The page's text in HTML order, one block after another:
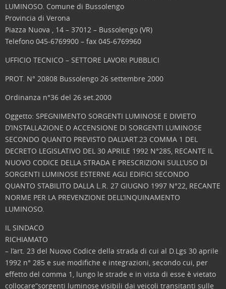
LUMINOSO. Comune di Bussolengo
Provincia di Verona
Piazza Nuova , 14 – 37012 – Bussolengo (VR)
Telefono 045-6769900 – fax 045-6769960
UFFICIO TECNICO – SETTORE LAVORI PUBBLICI
PROT. N° 20808 Bussolengo 26 settembre 2000
Ordinanza n°36 del 26 set.2000
Oggetto: SPEGNIMENTO SORGENTI LUMINOSE E DIVIETO
D’INSTALLAZIONE O ACCENSIONE DI SORGENTI LUMINOSE
SECONDO QUANTO PREVISTO DALL’ART.23 COMMA 1 DEL
DECRETO LEGISLATIVO DEL 30 APRILE 1992 N°285, RECANTE IL
NUOVO CODICE DELLA STRADA E PRESCRIZIONI SULL’USO DI
SORGENTI LUMINOSE ESTERNE AGLI EDIFICI SECONDO
QUANTO STABILITO DALLA L.R. 27 GIUGNO 1997 N°22, RECANTE
NORME PER LA PREVENZIONE DELL’INQUINAMENTO
LUMINOSO.
IL SINDACO
RICHIAMATO
– l’art. 23 del Nuovo Codice della strada di cui al D.Lgs 30 aprile
1992 n° 285 e sue modifiche e integrazioni, secondo cui, per
effetto del comma 1, lungo le strade e in vista di esse è vietato
collocare”sorgenti luminose visibili dai veicoli transitanti sulle